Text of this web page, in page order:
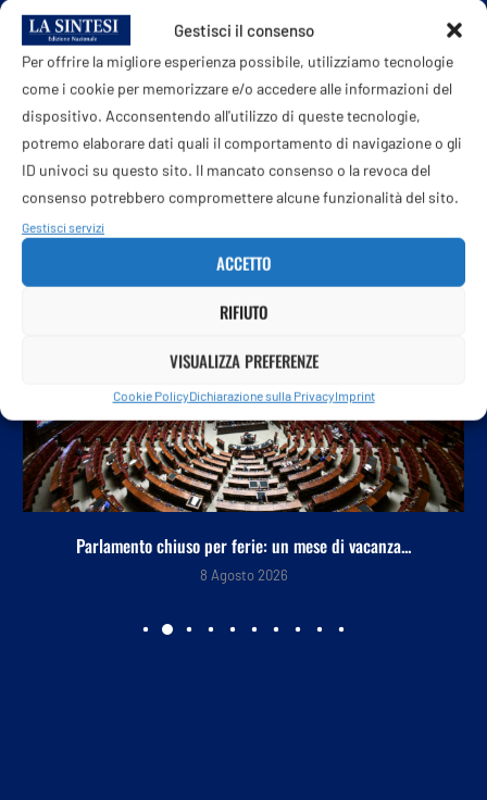
Gestisci il consenso
Per offrire la migliore esperienza possibile, utilizziamo tecnologie
come i cookie per memorizzare e/o accedere alle informazioni del
dispositivo. Acconsentendo all'utilizzo di queste tecnologie,
potremo elaborare dati quali il comportamento di navigazione o gli
ID univoci su questo sito. Il mancato consenso o la revoca del
consenso potrebbero compromettere alcune funzionalità del sito.
Gestisci servizi
ACCETTO
RIFIUTO
VISUALIZZA PREFERENZE
Cookie PolicyDichiarazione sulla PrivacyImprint
Allarme in Iran: “Rischio piogge acide dopo raid su
raffinerie, restate a casa”
POTREBBE ANCHE PIACERTI
Parlamento chiuso per ferie: un mese di vacanza...
8 Agosto 2026